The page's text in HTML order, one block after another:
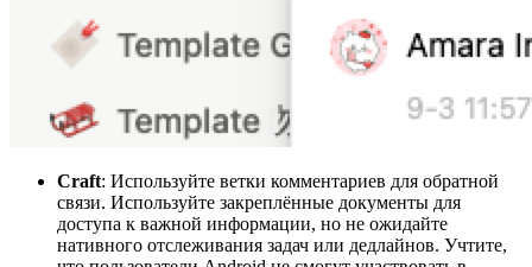
Craft: Используйте ветки комментариев для обратной
связи. Используйте закреплённые документы для
доступа к важной информации, но не ожидайте
нативного отслеживания задач или дедлайнов. Учтите,